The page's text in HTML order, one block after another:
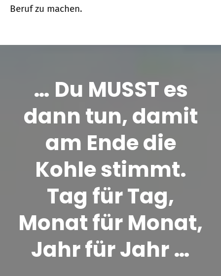
Beruf zu machen.
… Du MUSST es
dann tun, damit
am Ende die
Kohle stimmt.
Tag für Tag,
Monat für Monat,
Jahr für Jahr …